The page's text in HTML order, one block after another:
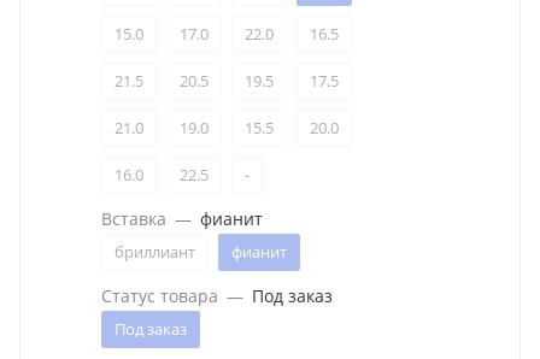
15.0 17.0 22.0 16.5
21.5 20.5 19.5 17.5
21.0 19.0 15.5 20.0
16.0 22.5 -
Вставка — фианит
бриллиант фианит
Статус товара — Под заказ
Под заказ